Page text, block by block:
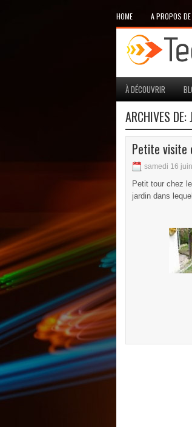
HOME A PROPOS DE
À DÉCOUVRIR
ARCHIVES DE:
Petite visite
samedi 16
Petit tour chez
jardin dans